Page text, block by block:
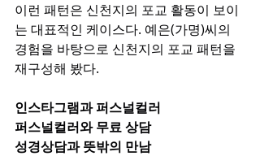
이런 패턴은 신천지의 포교 활동이 보이
는 대표적인 케이스다. 예은(가명)씨의
경험을 바탕으로 신천지의 포교 패턴을
재구성해 봤다.
인스타그램과 퍼스널컬러
퍼스널컬러와 무료 상담
성경상담과 뜻밖의 만남